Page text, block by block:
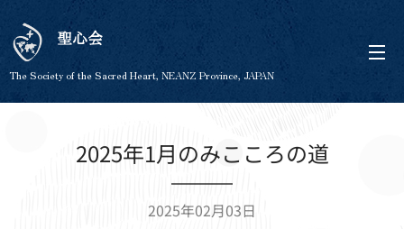
聖心会
The Society of the Sacred Heart, NEANZ Province, JAPAN
2025年1月のみこころの道
2025年02月03日